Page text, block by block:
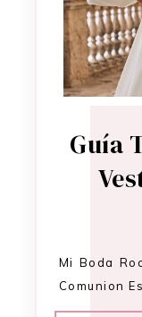
Guía
Mi Boda
Comunion